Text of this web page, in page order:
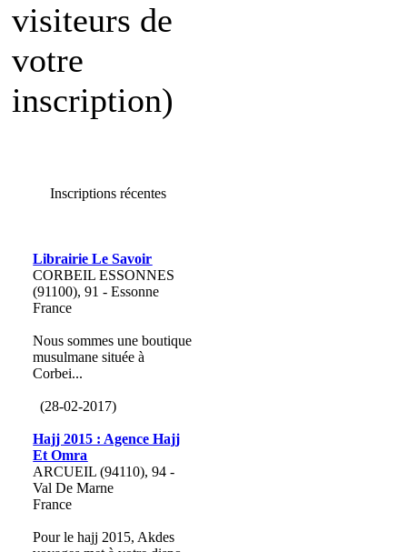
visiteurs de
votre
inscription)
Inscriptions récentes
Librairie Le Savoir
CORBEIL ESSONNES
(91100), 91 - Essonne
France
Nous sommes une boutique
musulmane située à
Corbei...
(28-02-2017)
Hajj 2015 : Agence Hajj
Et Omra
ARCUEIL (94110), 94 -
Val De Marne
France
Pour le hajj 2015, Akdes